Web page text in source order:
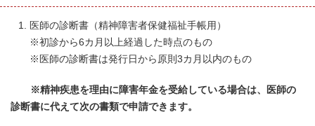
医師の診断書（精神障害者保健福祉手帳用）
※初診から6カ月以上経過した時点のもの
※医師の診断書は発行日から原則3カ月以内のもの
※精神疾患を理由に障害年金を受給している場合は、医師の
診断書に代えて次の書類で申請できます。